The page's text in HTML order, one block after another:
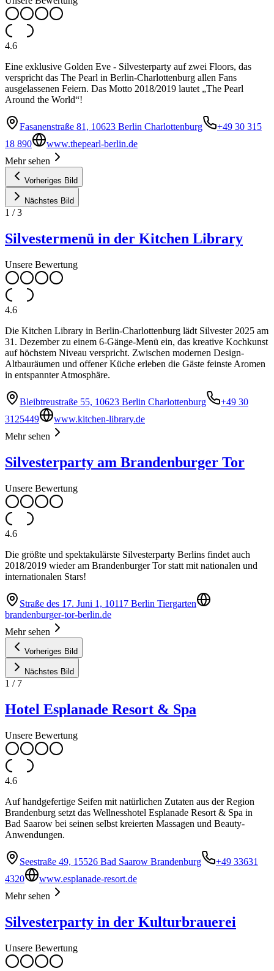
4.6
Eine exklusive Golden Eve - Silvesterparty auf zwei Floors, das
verspricht das The Pearl in Berlin-Charlottenburg allen Fans
ausgelassenen Feiern. Das Motto 2018/2019 lautet „The Pearl
Around the World“!
Fasanenstraße 81, 10623 Berlin Charlottenburg
+49 30 315
18 890
www.thepearl-berlin.de
Mehr sehen
Vorheriges Bild
Nächstes Bild
1 /3
Silvestermenü in der Kitchen Library
Unsere Bewertung
4.6
Die Kitchen Library in Berlin-Charlottenburg lädt Silvester 2025 am
31. Dezember zu einem 6-Gänge-Menü ein, das kreative Kochkunst
auf höchstem Niveau verspricht. Zwischen modernen Design-
Altbauräumen und offener Küche erleben die Gäste feinste Aromen
in entspannter Atmosphäre.
Bleibtreustraße 55, 10623 Berlin Charlottenburg
+49 30
3125449
www.kitchen-library.de
Mehr sehen
Silvesterparty am Brandenburger Tor
Unsere Bewertung
4.6
Die größte und spektakulärste Silvesterparty Berlins findet auch
2018/2019 wieder am Brandenburger Tor statt mit nationalen und
internationalen Stars!
Straße des 17. Juni 1, 10117 Berlin Tiergarten
brandenburger-tor-berlin.de
Mehr sehen
Vorheriges Bild
Nächstes Bild
1 / 7
Hotel Esplanade Resort & Spa
Unsere Bewertung
4.6
Auf handgefertige Seifen mit natürlichen Zutaten aus der Region
Brandenburg setzt das Wellnesshotel Esplanade Resort & Spa in
Bad Saarow bei seinen selbst kreierten Massagen und Beauty-
Anwendungen.
Seestraße 49, 15526 Bad Saarow Brandenburg
+49 33631
4320
www.esplanade-resort.de
Mehr sehen
Silvesterparty in der Kulturbrauerei
Unsere Bewertung